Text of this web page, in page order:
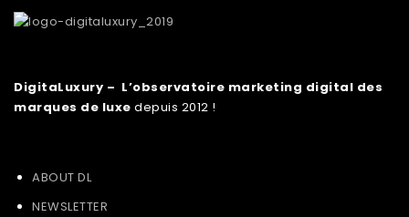
DigitaLuxury – L’observatoire marketing digital des
marques de luxe depuis 2012 !
ABOUT DL
NEWSLETTER